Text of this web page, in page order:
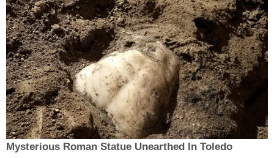
Mysterious Roman Statue Unearthed In Toledo